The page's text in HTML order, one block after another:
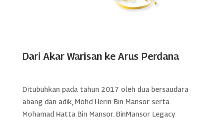
Dari Akar Warisan ke Arus Perdana
Ditubuhkan pada tahun 2017 oleh dua bersaudara
abang dan adik, Mohd Herin Bin Mansor serta
Mohamad Hatta Bin Mansor. BinMansor Legacy